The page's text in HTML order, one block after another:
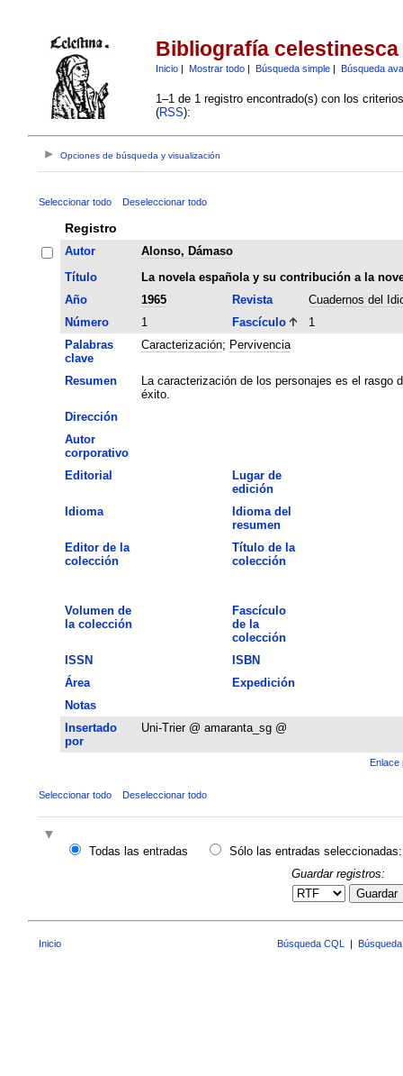
Bibliografía celestinesca
Inicio| Mostrar todo| Búsqueda simple| Búsqueda
1–1 de 1 registro encontrado(s) con los
(RSS):
Opciones de búsqueda y visualización
Seleccionar todo Deseleccionar todo
Registro
Autor
Alonso, Dámaso
Título
La novela española y su contribución a la
Año
1965 Revista
Cuadernos del
Número
1 Fascículo
1
Palabras
clave
Caracterización; Pervivencia
Resumen
La caracterización de los personajes es el rasgo
éxito.
Dirección
Autor
corporativo
Editorial
Lugar de
edición
Idioma
Idioma del
resumen
Editor de la
colección
Título de la
colección
Volumen de
la colección
Fascículo
de la
colección
ISSN
ISBN
Área
Expedición
Notas
Insertado
por
Uni-Trier @ amaranta_sg @
Enlace
Seleccionar todo Deseleccionar todo
Todas las entradas
Sólo las entradas seleccionadas:
Guardar registros:
Guardar
Inicio Búsqueda CQL